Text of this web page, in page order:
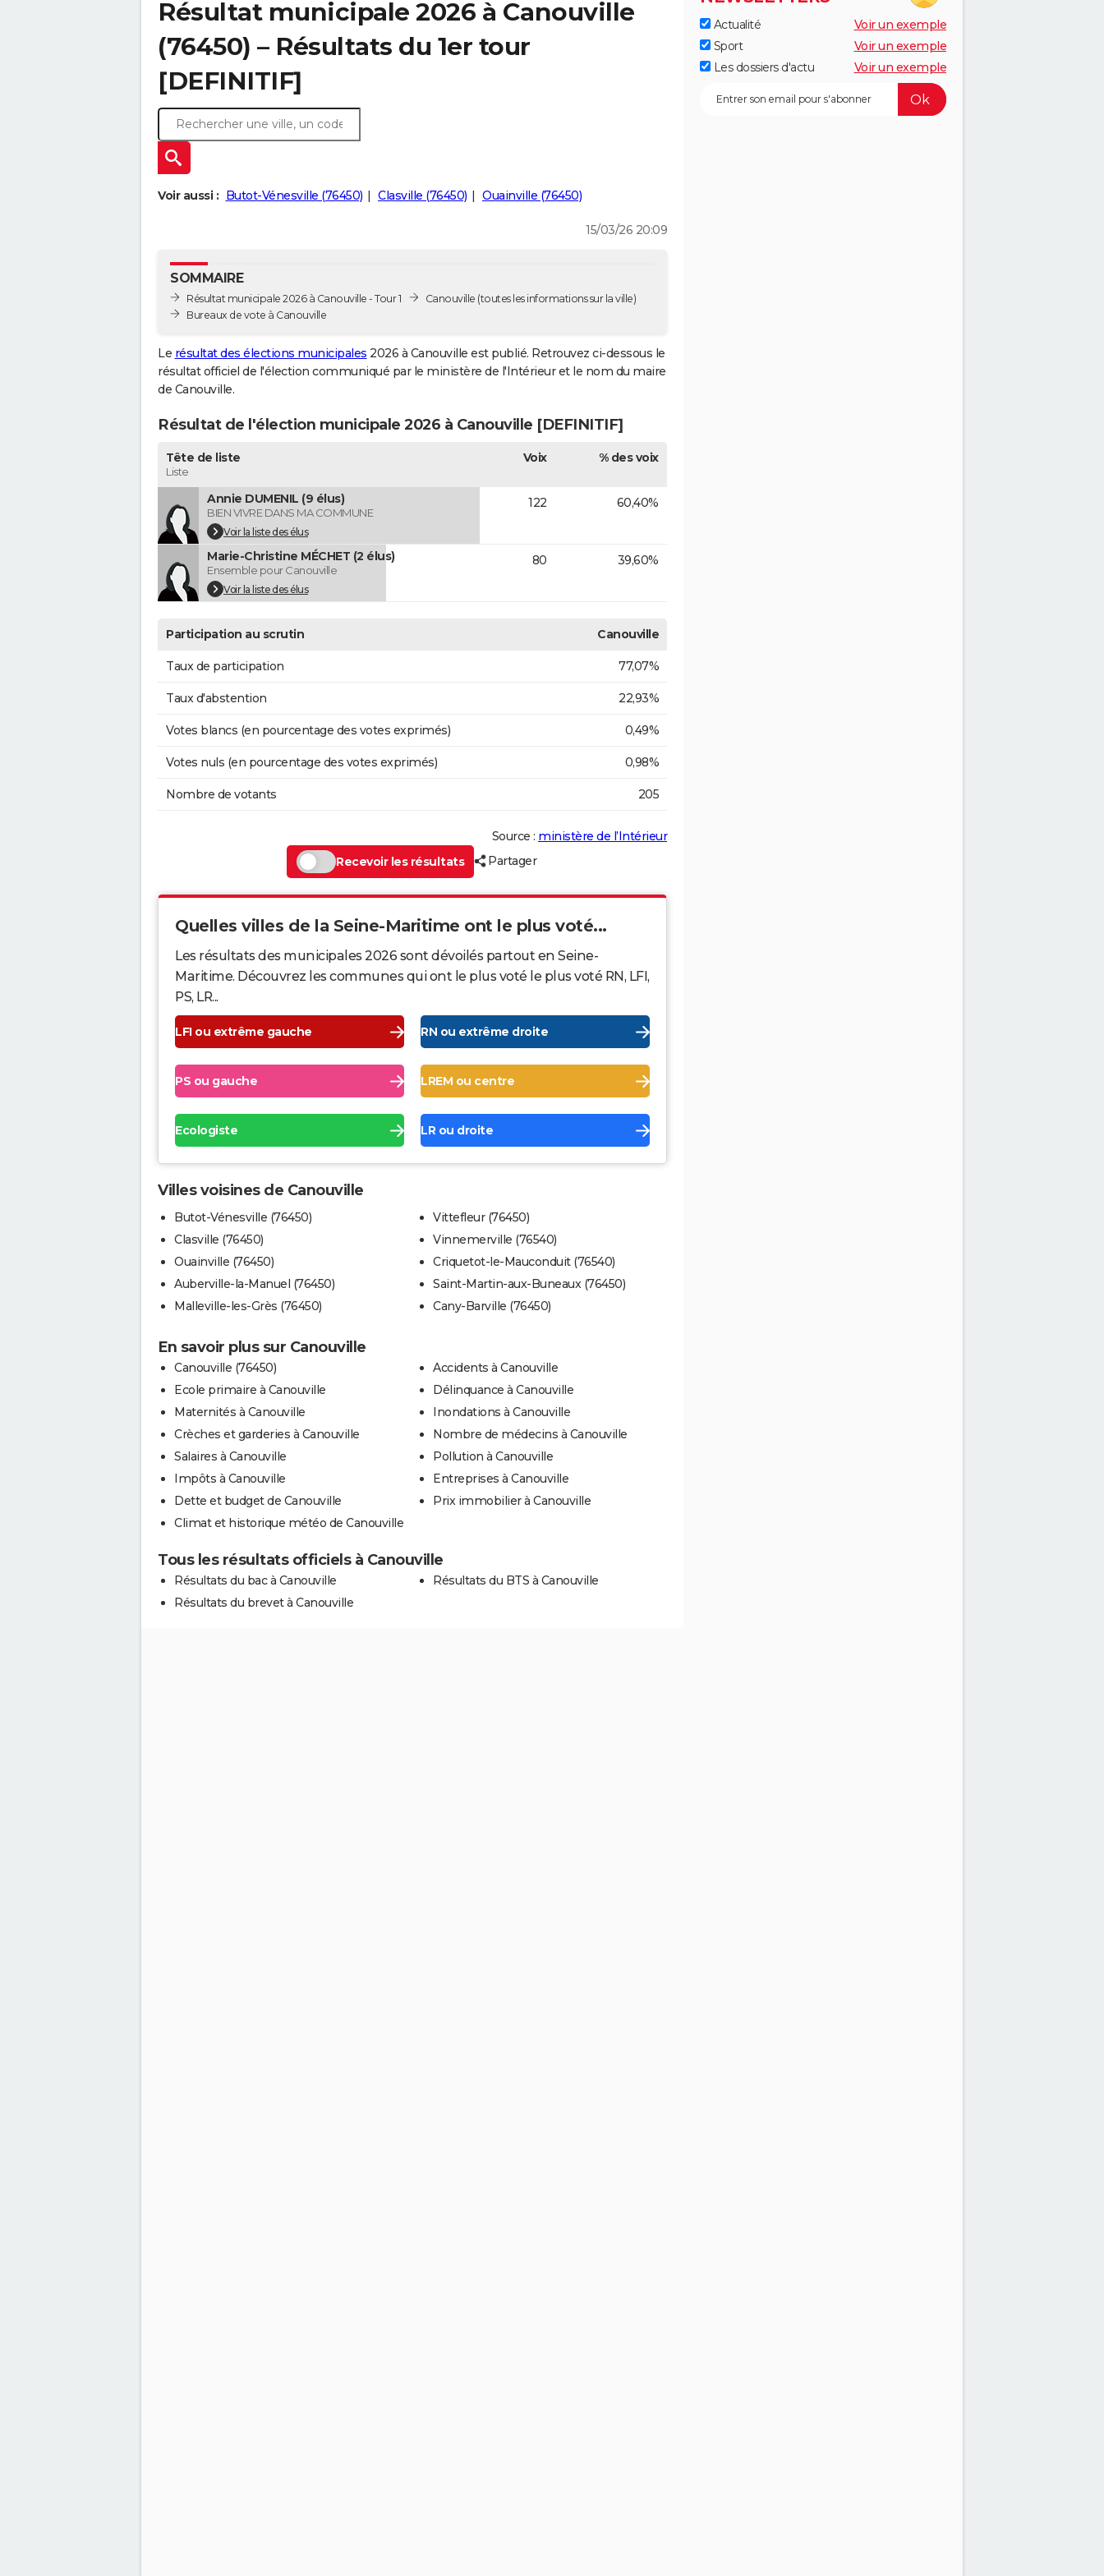
Résultat municipale 2026 à Canouville
(76450) – Résultats du 1er tour
[DEFINITIF]
Voir aussi : Butot-Vénesville (76450) Clasville (76450) Ouainville (76450)
15/03/26 20:09
SOMMAIRE
Résultat municipale 2026 à Canouville - Tour 1
Bureaux de vote à Canouville
Canouville (toutes les informations sur la ville)
Le résultat des élections municipales 2026 à Canouville est publié. Retrouvez ci-dessous le
résultat officiel de l'élection communiqué par le ministère de l'Intérieur et le nom du maire
de Canouville.
Résultat de l'élection municipale 2026 à Canouville [DEFINITIF]
Tête de liste
Liste
Voix % des voix
Annie DUMENIL (9 élus)
BIEN VIVRE DANS MA COMMUNE
Voir la liste des élus
122 60,40%
Marie-Christine MÉCHET (2 élus)
Ensemble pour Canouville
Voir la liste des élus
80 39,60%
Participation au scrutin Canouville
Taux de participation 77,07%
Taux d'abstention 22,93%
Votes blancs (en pourcentage des votes exprimés) 0,49%
Votes nuls (en pourcentage des votes exprimés) 0,98%
Nombre de votants 205
Source : ministère de l’Intérieur
Recevoir les résultats
Partager
Quelles villes de la Seine-Maritime ont le plus voté...
Les résultats des municipales 2026 sont dévoilés partout en Seine-
Maritime. Découvrez les communes qui ont le plus voté le plus voté RN, LFI,
PS, LR...
LFI ou extrême gauche RN ou extrême droite
PS ou gauche LREM ou centre
Ecologiste LR ou droite
Villes voisines de Canouville
Butot-Vénesville (76450)
Clasville (76450)
Ouainville (76450)
Auberville-la-Manuel (76450)
Malleville-les-Grès (76450)
Vittefleur (76450)
Vinnemerville (76540)
Criquetot-le-Mauconduit (76540)
Saint-Martin-aux-Buneaux (76450)
Cany-Barville (76450)
En savoir plus sur Canouville
Canouville (76450)
Ecole primaire à Canouville
Maternités à Canouville
Crèches et garderies à Canouville
Salaires à Canouville
Impôts à Canouville
Dette et budget de Canouville
Climat et historique météo de Canouville
Accidents à Canouville
Délinquance à Canouville
Inondations à Canouville
Nombre de médecins à Canouville
Pollution à Canouville
Entreprises à Canouville
Prix immobilier à Canouville
Tous les résultats officiels à Canouville
Résultats du bac à Canouville
Résultats du brevet à Canouville
Résultats du BTS à Canouville
Actualité
Voir un exemple
Sport
Voir un exemple
Les dossiers d'actu
Voir un exemple